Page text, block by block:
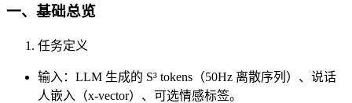
​一、基础总览
​​任务定义​​
​​输入​​：LLM 生成的 S³ tokens（50Hz 离散序列）、说话
人嵌入（x-vector）、可选情感标签。